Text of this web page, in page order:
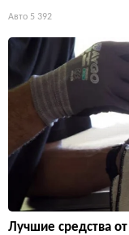
Авто 5 392
Лучшие средства